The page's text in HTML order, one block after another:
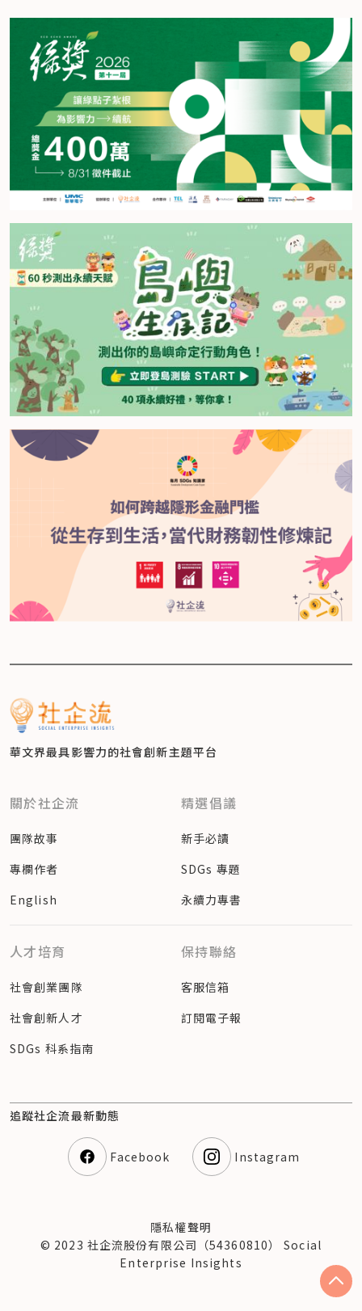
華文界最具影響力的社會創新主題平台
關於社企流
團隊故事
專欄作者
English
精選倡議
新手必讀
SDGs 專題
永續力專書
人才培育
社會創業團隊
社會創新人才
SDGs 科系指南
保持聯絡
客服信箱
訂閱電子報
追蹤社企流最新動態
Facebook Instagram
隱私權聲明
© 2023 社企流股份有限公司（54360810） Social
Enterprise Insights